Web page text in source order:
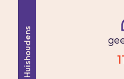
Slaapkamer III ligt
beschikt over een
Bijzonderheden:
Huishoudens